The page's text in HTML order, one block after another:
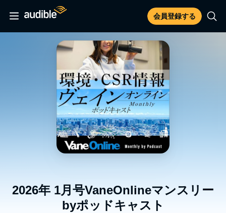
会員登録する
2026年 1月号VaneOnlineマンスリー
byポッドキャスト